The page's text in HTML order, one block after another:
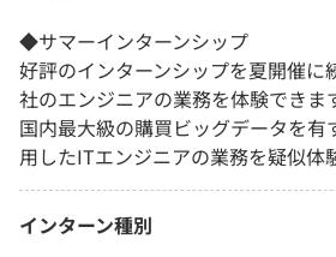
◆サマーインターンシップ
好評のインターンシップを夏開催に
社のエンジニアの業務を体験できま
国内最大級の購買ビッグデータを有
用したITエンジニアの業務を疑似体
インターン種別